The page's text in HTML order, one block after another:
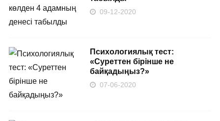
09-12-2020
Психологиялық тест:
«Суреттен бірінше не
байқадыңыз?»
07-06-2020